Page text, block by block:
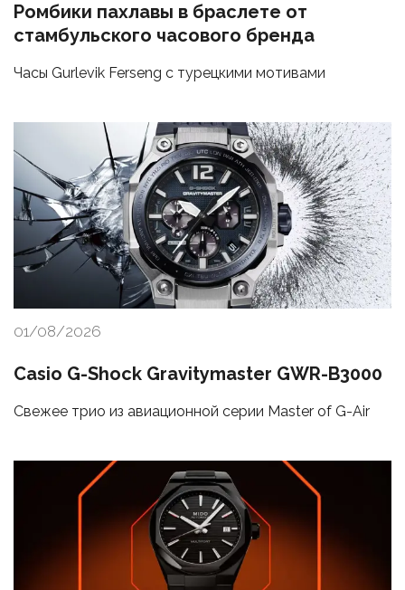
Ромбики пахлавы в браслете от
стамбульского часового бренда
Часы Gurlevik Ferseng с турецкими мотивами
01/08/2026
Casio G-Shock Gravitymaster GWR-B3000
Свежее трио из авиационной серии Master of G-Air